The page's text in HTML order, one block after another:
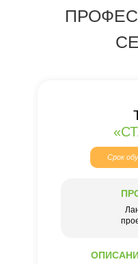
Срок